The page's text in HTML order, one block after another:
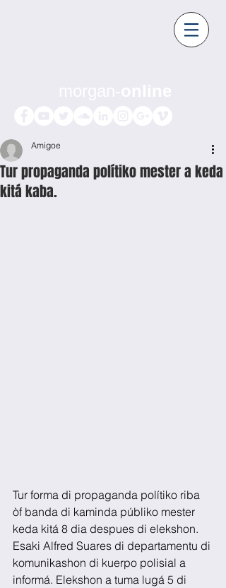
Tur propaganda polítiko mester a keda
kitá kaba.
Amigoe
Tur forma di propaganda polítiko riba
òf banda di kaminda públiko mester
keda kitá 8 dia despues di elekshon.
Esaki Alfred Suares di departamentu di
komunikashon di kuerpo polisial a
informá. Elekshon a tuma lugá 5 di